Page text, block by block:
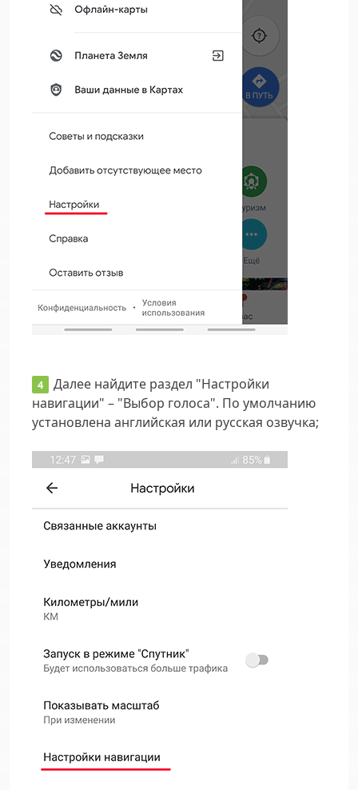
Далее найдите раздел "Настройки
навигации" – "Выбор голоса". По умолчанию
установлена английская или русская озвучка;